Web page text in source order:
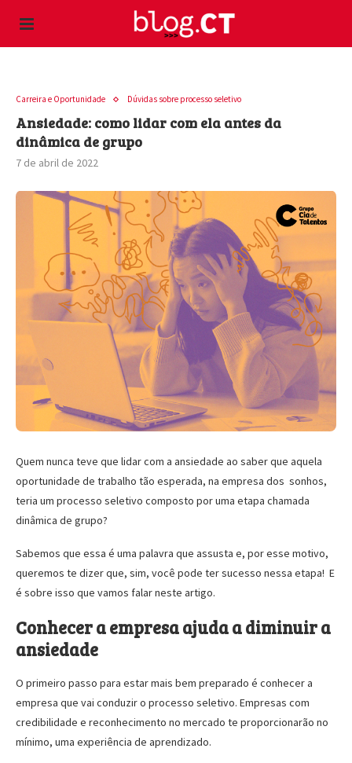
Carreira e Oportunidade Dúvidas sobre processo seletivo
Ansiedade: como lidar com ela antes da
dinâmica de grupo
7 de abril de 2022
Quem nunca teve que lidar com a ansiedade ao saber que aquela
oportunidade de trabalho tão esperada, na empresa dos sonhos,
teria um processo seletivo composto por uma etapa chamada
dinâmica de grupo?
Sabemos que essa é uma palavra que assusta e, por esse motivo,
queremos te dizer que, sim, você pode ter sucesso nessa etapa! E
é sobre isso que vamos falar neste artigo.
Conhecer a empresa ajuda a diminuir a
ansiedade
O primeiro passo para estar mais bem preparado é conhecer a
empresa que vai conduzir o processo seletivo. Empresas com
credibilidade e reconhecimento no mercado te proporcionarão no
mínimo, uma experiência de aprendizado.